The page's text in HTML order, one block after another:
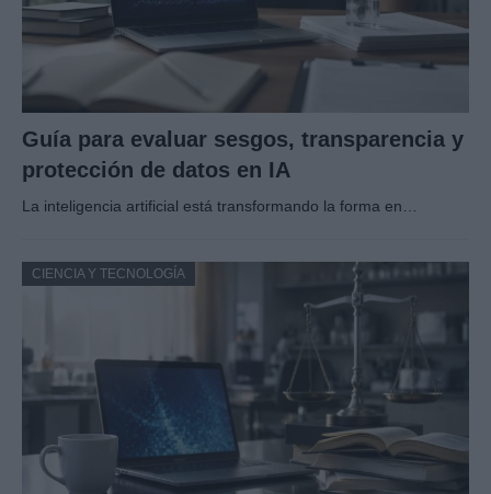
Guía para evaluar sesgos, transparencia y
protección de datos en IA
La inteligencia artificial está transformando la forma en…
CIENCIA Y TECNOLOGÍA